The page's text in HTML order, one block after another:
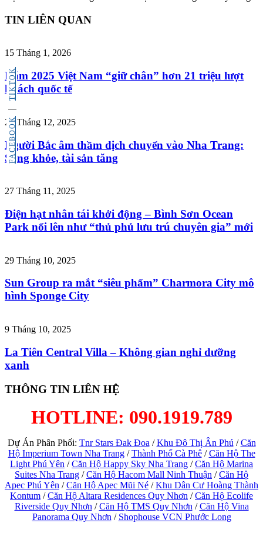
FACEBOOK
TIKTOK
TIN LIÊN QUAN
15 Tháng 1, 2026
Năm 2025 Việt Nam “giữ chân” hơn 21 triệu lượt
khách quốc tế
29 Tháng 12, 2025
Người Bắc âm thầm dịch chuyển vào Nha Trang:
Sống khỏe, tài sản tăng
27 Tháng 11, 2025
Điện hạt nhân tái khởi động – Bình Sơn Ocean
Park nổi lên như “thủ phủ lưu trú chuyên gia” mới
29 Tháng 10, 2025
Sun Group ra mắt “siêu phẩm” Charmora City mô
hình Sponge City
9 Tháng 10, 2025
La Tiên Central Villa – Không gian nghỉ dưỡng
xanh
THÔNG TIN LIÊN HỆ
HOTLINE: 090.1919.789
Dự Án Phân Phối: Tnr Stars Đak Đoa /Khu Đô Thị Ân Phú /Căn
Hộ Imperium Town Nha Trang/Thành Phố Cà Phê/Căn Hộ The
Light Phú Yên /Căn Hộ Happy Sky Nha Trang /Căn Hộ Marina
Suites Nha Trang /Căn Hộ Hacom Mall Ninh Thuận /Căn Hộ
Apec Phú Yên /Căn Hộ Apec Mũi Né /Khu Dân Cư Hoàng Thành
Kontum /Căn Hộ Altara Residences Quy Nhơn /Căn Hộ Ecolife
Riverside Quy Nhơn /Căn Hộ TMS Quy Nhơn /Căn Hộ Vina
Panorama Quy Nhơn / Shophouse VCN Phước Long